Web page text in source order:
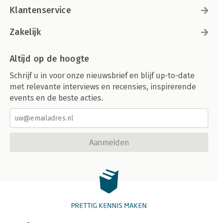
Klantenservice
Zakelijk
Altijd op de hoogte
Schrijf u in voor onze nieuwsbrief en blijf up-to-date
met relevante interviews en recensies, inspirerende
events en de beste acties.
Aanmelden
PRETTIG KENNIS MAKEN